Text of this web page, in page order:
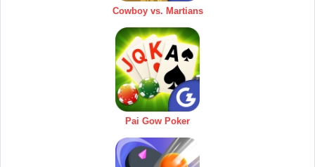
Cowboy vs. Martians
Pai Gow Poker